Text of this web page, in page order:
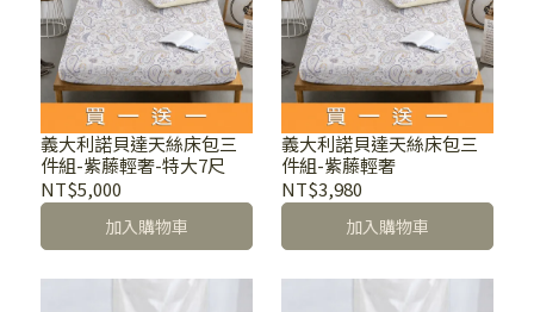
義大利諾貝達天絲床包三
件組-紫藤輕奢-特大7尺
NT$5,000
加入購物車
義大利諾貝達天絲床包三
件組-紫藤輕奢
NT$3,980
加入購物車